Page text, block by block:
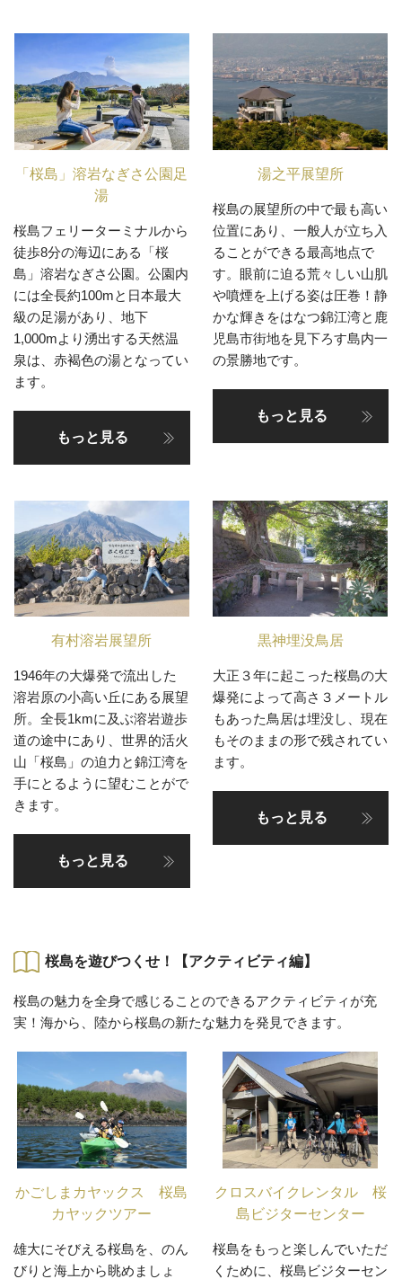
「桜島」溶岩なぎさ公園足
湯
桜島フェリーターミナルから
徒歩8分の海辺にある「桜
島」溶岩なぎさ公園。公園内
には全長約100mと日本最大
級の足湯があり、地下
1,000mより湧出する天然温
泉は、赤褐色の湯となってい
ます。
もっと見る
湯之平展望所
桜島の展望所の中で最も高い
位置にあり、一般人が立ち入
ることができる最高地点で
す。眼前に迫る荒々しい山肌
や噴煙を上げる姿は圧巻！静
かな輝きをはなつ錦江湾と鹿
児島市街地を見下ろす島内一
の景勝地です。
もっと見る
有村溶岩展望所
1946年の大爆発で流出した
溶岩原の小高い丘にある展望
所。全長1kmに及ぶ溶岩遊歩
道の途中にあり、世界的活火
山「桜島」の迫力と錦江湾を
手にとるように望むことがで
きます。
もっと見る
黒神埋没鳥居
大正３年に起こった桜島の大
爆発によって高さ３メートル
もあった鳥居は埋没し、現在
もそのままの形で残されてい
ます。
もっと見る
桜島を遊びつくせ！【アクティビティ編】
桜島の魅力を全身で感じることのできるアクティビティが充
実！海から、陸から桜島の新たな魅力を発見できます。
かごしまカヤックス 桜島
カヤックツアー
雄大にそびえる桜島を、のん
びりと海上から眺めましょ
クロスバイクレンタル 桜
島ビジターセンター
桜島をもっと楽しんでいただ
くために、桜島ビジターセン